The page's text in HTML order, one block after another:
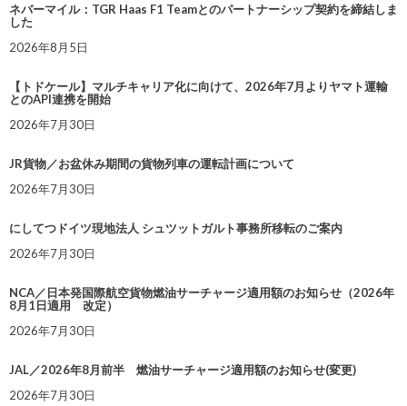
ネバーマイル：TGR Haas F1 Teamとのパートナーシップ契約を締結しま
した
2026年8月5日
【トドケール】マルチキャリア化に向けて、2026年7月よりヤマト運輸
とのAPI連携を開始
2026年7月30日
JR貨物／お盆休み期間の貨物列車の運転計画について
2026年7月30日
にしてつドイツ現地法人 シュツットガルト事務所移転のご案内
2026年7月30日
NCA／日本発国際航空貨物燃油サーチャージ適用額のお知らせ（2026年
8月1日適用 改定）
2026年7月30日
JAL／2026年8月前半 燃油サーチャージ適用額のお知らせ(変更)
2026年7月30日